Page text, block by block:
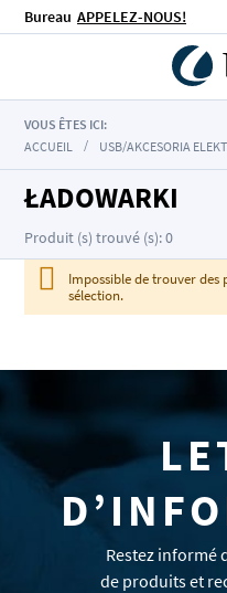
Bureau APPELEZ-NOUS!
VOUS ÊTES ICI:
ACCUEIL
USB/AKCESORIA
ŁADOWARKI
Produit (s) trouvé (s): 0
Impossible de trouver
sélection.
Restez informé
de produits et